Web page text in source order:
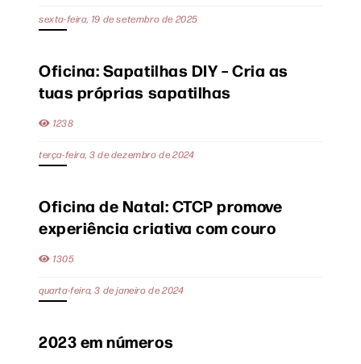
sexta-feira, 19 de setembro de 2025
Oficina: Sapatilhas DIY – Cria as
tuas próprias sapatilhas
1238
terça-feira, 3 de dezembro de 2024
Oficina de Natal: CTCP promove
experiência criativa com couro
1305
quarta-feira, 3 de janeiro de 2024
2023 em números